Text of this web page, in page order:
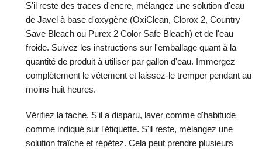
S'il reste des traces d'encre, mélangez une solution d'eau
de Javel à base d'oxygène (OxiClean, Clorox 2, Country
Save Bleach ou Purex 2 Color Safe Bleach) et de l'eau
froide. Suivez les instructions sur l'emballage quant à la
quantité de produit à utiliser par gallon d'eau. Immergez
complètement le vêtement et laissez-le tremper pendant au
moins huit heures.
Vérifiez la tache. S'il a disparu, laver comme d'habitude
comme indiqué sur l'étiquette. S'il reste, mélangez une
solution fraîche et répétez. Cela peut prendre plusieurs